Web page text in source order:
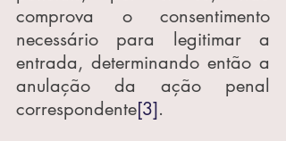
comprova o consentimento
necessário para legitimar a
entrada, determinando então a
anulação da ação penal
correspondente[3].